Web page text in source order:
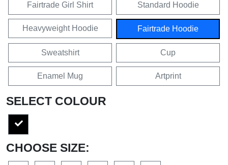
Fairtrade Girl Shirt Standard Hoodie
Heavyweight Hoodie Fairtrade Hoodie
Sweatshirt Cup
Enamel Mug Artprint
SELECT COLOUR
CHOOSE SIZE: